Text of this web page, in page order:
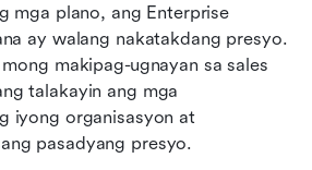
mga plano, ang Enterprise
ay walang nakatakdang presyo.
makipag-ugnayan sa sales
talakayin ang mga
iyong organisasyon at
pasadyang presyo.